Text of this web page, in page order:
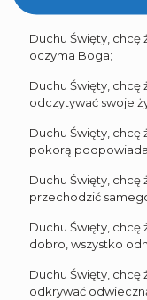
Duchu Święty, chcę
oczyma Boga;
Duchu Święty, chcę
odczytywać swoje
Duchu Święty, chcę
pokorą
Duchu Święty, chcę
przechodzić
Duchu Święty, chcę
dobro, wszystko
Duchu Święty,
odkrywać